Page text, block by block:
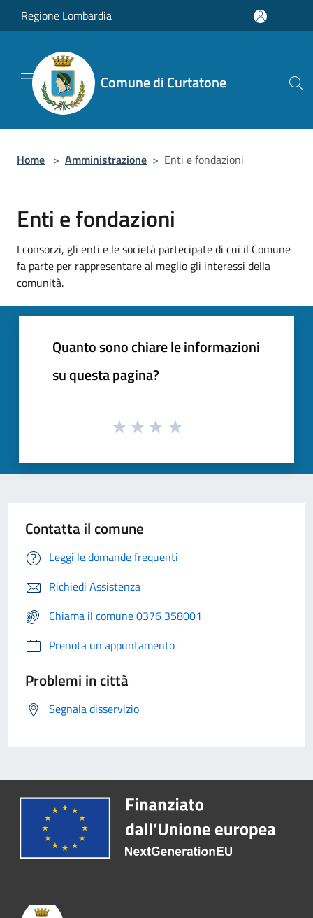
Salta al contenuto principale
Regione Lombardia
Comune di Curtatone
Home > Amministrazione > Enti e fondazioni
Enti e fondazioni
I consorzi, gli enti e le società partecipate di cui il Comune
fa parte per rappresentare al meglio gli interessi della
comunità.
Quanto sono chiare le informazioni
su questa pagina?
Contatta il comune
Leggi le domande frequenti
Richiedi Assistenza
Chiama il comune 0376 358001
Prenota un appuntamento
Problemi in città
Segnala disservizio